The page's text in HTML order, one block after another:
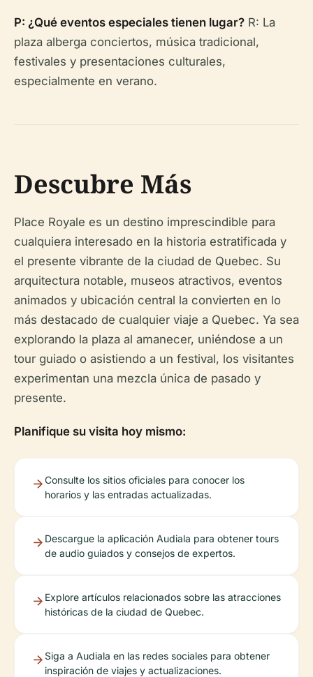
P: ¿Qué eventos especiales tienen lugar? R: La
plaza alberga conciertos, música tradicional,
festivales y presentaciones culturales,
especialmente en verano.
Descubre Más
Place Royale es un destino imprescindible para
cualquiera interesado en la historia estratificada y
el presente vibrante de la ciudad de Quebec. Su
arquitectura notable, museos atractivos, eventos
animados y ubicación central la convierten en lo
más destacado de cualquier viaje a Quebec. Ya sea
explorando la plaza al amanecer, uniéndose a un
tour guiado o asistiendo a un festival, los visitantes
experimentan una mezcla única de pasado y
presente.
Planifique su visita hoy mismo:
Consulte los sitios oficiales para conocer los
horarios y las entradas actualizadas.
Descargue la aplicación Audiala para obtener tours
de audio guiados y consejos de expertos.
Explore artículos relacionados sobre las atracciones
históricas de la ciudad de Quebec.
Siga a Audiala en las redes sociales para obtener
inspiración de viajes y actualizaciones.